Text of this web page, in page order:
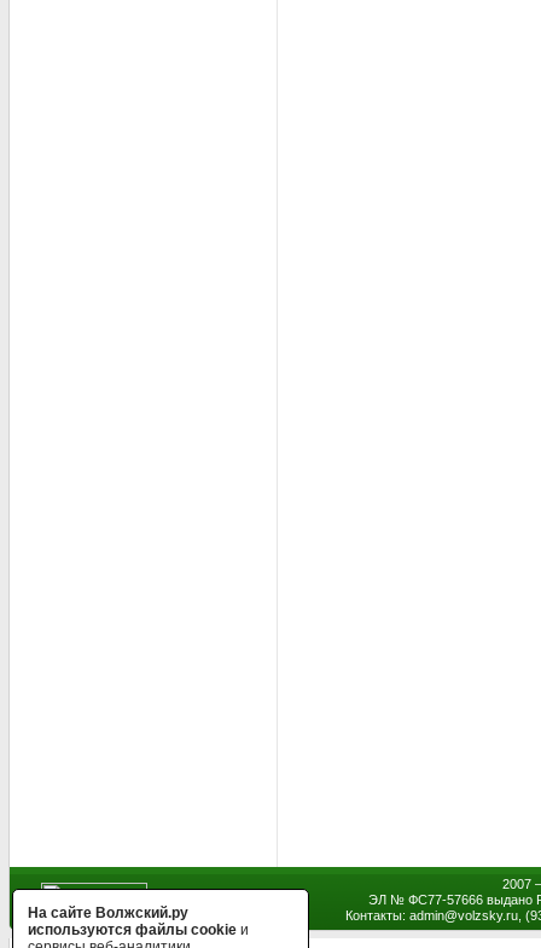
2007
ЭЛ № ФС77-57666 выдано
Контакты: admin@volzsky.ru,
На сайте Волжский.ру
используются файлы cookie и